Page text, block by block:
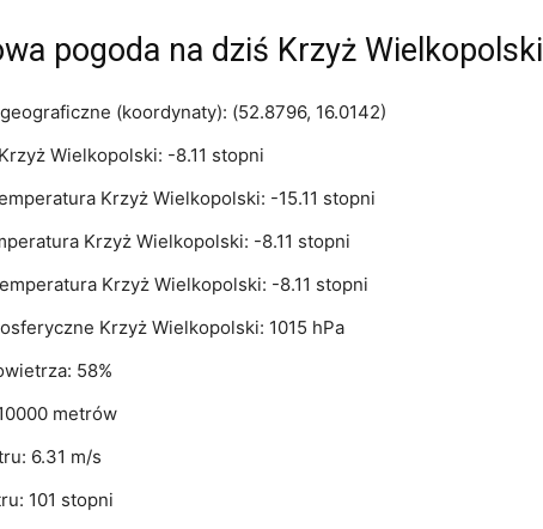
pogoda na dziś Krzyż Wielkopolski
(koordynaty): (52.8796, 16.0142)
Wielkopolski: -8.11 stopni
Krzyż Wielkopolski: -15.11 stopni
Krzyż Wielkopolski: -8.11 stopni
Krzyż Wielkopolski: -8.11 stopni
Krzyż Wielkopolski: 1015 hPa
58%
metrów
6.31 m/s
101 stopni